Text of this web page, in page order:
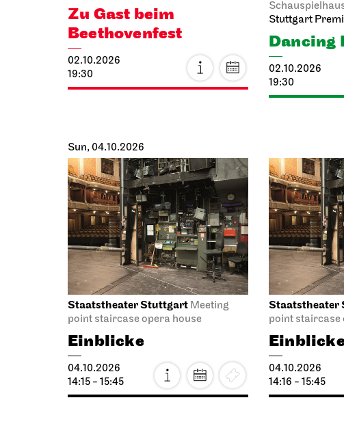
Zu Gast beim
Beethovenfest
02.10.2026
19:30
Stuttgart
Dancing
02.10.2026
19:30
Sun, 04.10.2026
Staatstheater Stuttgart Meeting
point staircase opera house
Einblicke
04.10.2026
14:15 - 15:45
Staatstheater
point staircase
04.10.2026
14:16 - 15:45